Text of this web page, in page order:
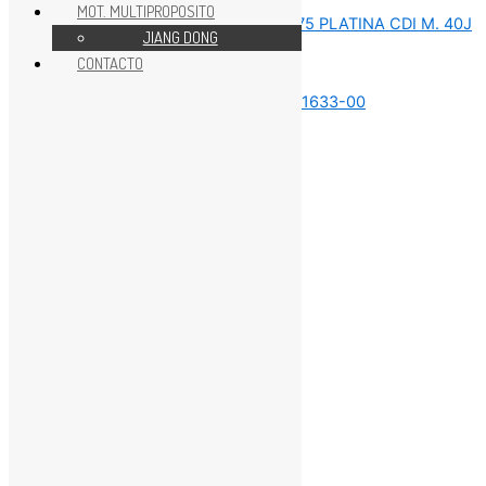
REPUESTOS MOTOR 75HP
MOT. MULTIPROPOSITO
JIANG DONG
CONTACTO